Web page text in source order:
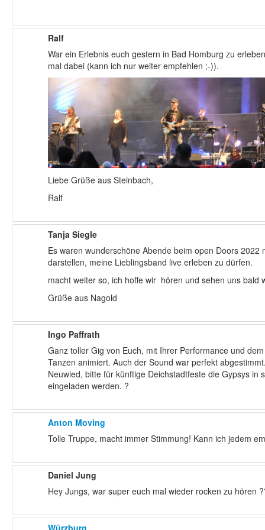
Ralf
War ein Erlebnis euch gestern in Bad Homburg zu
mal dabei (kann ich nur weiter empfehlen ;-)).
Liebe Grüße aus Steinbach,
Ralf
Tanja Siegle
Es waren wunderschöne Abende beim open Doors
darstellen, meine Lieblingsband live erleben zu dürfen.
macht weiter so, ich hoffe wir hören und sehen uns bald
Grüße aus Nagold
Ingo Paffrath
Ganz toller Gig von Euch, mit Ihrer Performance und
Tanzen animiert. Auch der Sound war perfekt
Neuwied, bitte für künftige Deichstadtfeste die Gypsys
eingeladen werden. ?
Anton Moving
Tolle Truppe, macht immer Stimmung! Kann ich jedem
Daniel Jung
Hey Jungs, war super euch mal wieder rocken zu hören